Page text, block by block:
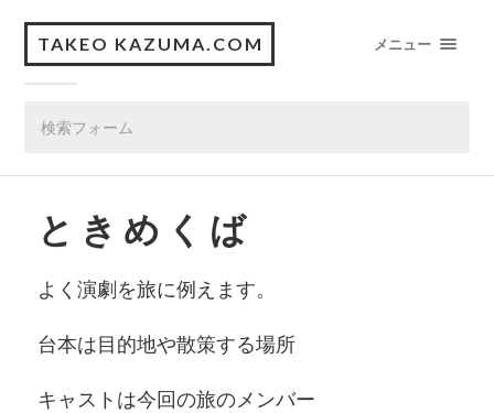
TAKEO KAZUMA.COM メニュー
と き め く ば
よく演劇を旅に例えます。
台本は目的地や散策する場所
キャストは今回の旅のメンバー